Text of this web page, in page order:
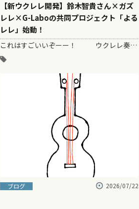
【新ウクレレ開発】鈴木智貴さん×ガズ
レレ×G-Laboの共同プロジェクト「よる
レレ」始動！
これはすごいいぞーー！ ウクレレ奏者の鈴木智貴さん、ガズレレ、そしてG-Laboの制作チーム（ベトナムのビルダー川上＆代表のMr,上田）…
ブログ 2026/07/22